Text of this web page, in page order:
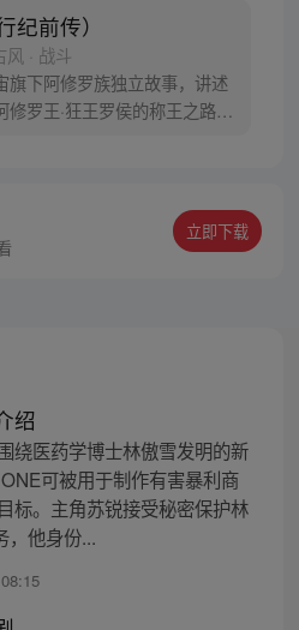
纪前传）
风 · 战斗
旗下阿修罗族独立故事，讲述
修罗王·狂王罗侯的称王之路。
挚友的信念成为阿修罗王—狂
。天界与阿修罗的百年大战随
立即下载
绍
绕医药学博士林傲雪发明的新
可被用于制作有害暴利商
标。主角苏锐接受秘密保护林
，他身份...